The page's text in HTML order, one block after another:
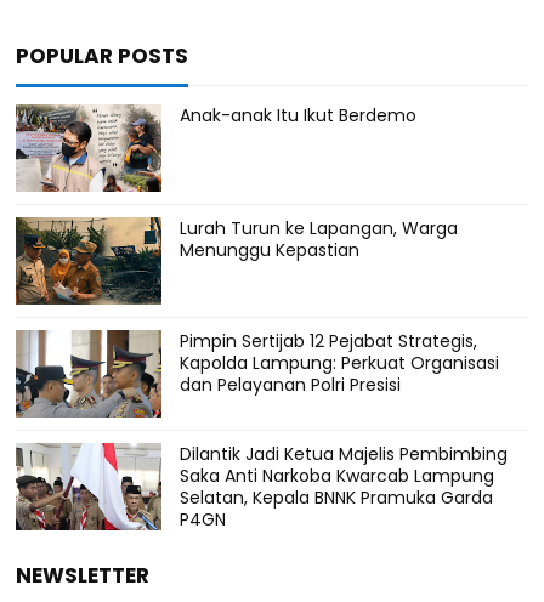
POPULAR POSTS
Anak-anak Itu Ikut Berdemo
Lurah Turun ke Lapangan, Warga
Menunggu Kepastian
Pimpin Sertijab 12 Pejabat Strategis,
Kapolda Lampung: Perkuat Organisasi
dan Pelayanan Polri Presisi
Dilantik Jadi Ketua Majelis Pembimbing
Saka Anti Narkoba Kwarcab Lampung
Selatan, Kepala BNNK Pramuka Garda
P4GN
NEWSLETTER